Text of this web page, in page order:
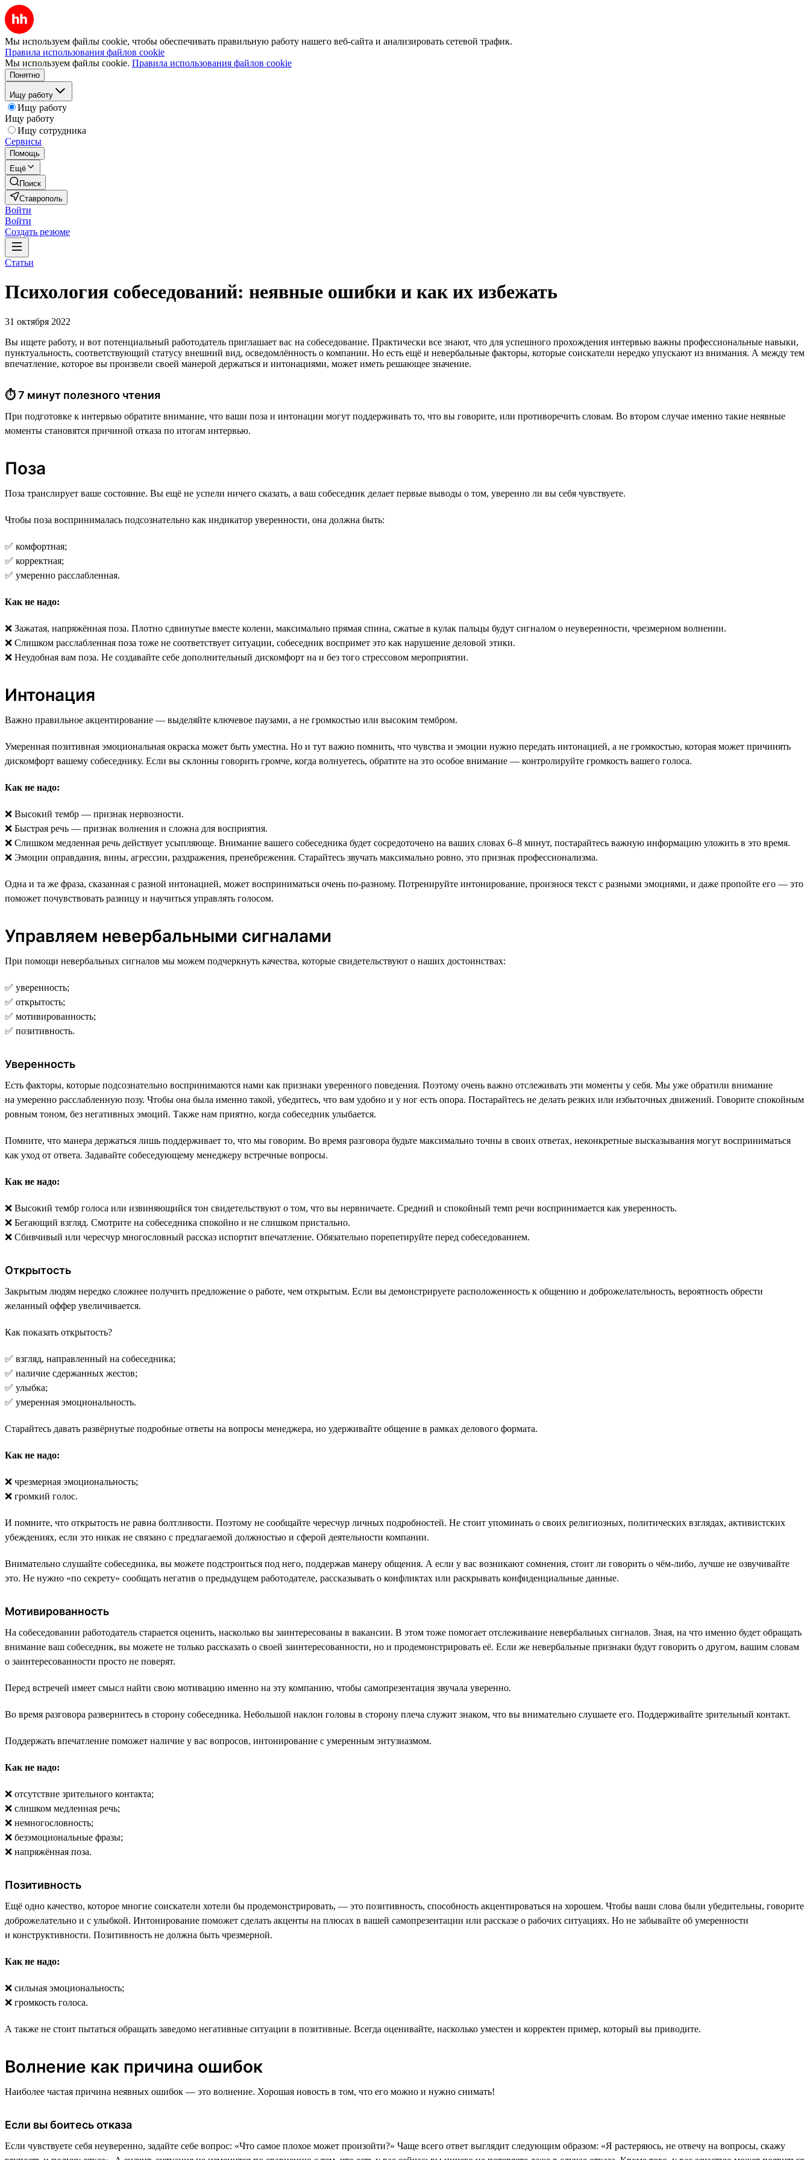
Мы используем файлы cookie, чтобы обеспечивать правильную работу нашего веб-сайта и анализировать сетевой трафик.
Правила использования файлов cookie
Мы используем файлы cookie. Правила использования файлов cookie
Понятно
Ищу работу
Ищу работу
Ищу работу
Ищу сотрудника
Сервисы
Помощь
Ещё
Поиск
Ставрополь
Войти
Войти
Создать резюме
Статьи
Психология собеседований: неявные ошибки и как их избежать
31 октября 2022
Вы ищете работу, и вот потенциальный работодатель приглашает вас на собеседование. Практически все знают, что для успешного прохождения интервью важны профессиональные навыки,
пунктуальность, соответствующий статусу внешний вид, осведомлённость о компании. Но есть ещё и невербальные факторы, которые соискатели нередко упускают из внимания. А между тем
впечатление, которое вы произвели своей манерой держаться и интонациями, может иметь решающее значение.
⏱ 7 минут полезного чтения
При подготовке к интервью обратите внимание, что ваши поза и интонации могут поддерживать то, что вы говорите, или противоречить словам. Во втором случае именно такие неявные
моменты становятся причиной отказа по итогам интервью.
Поза
Поза транслирует ваше состояние. Вы ещё не успели ничего сказать, а ваш собеседник делает первые выводы о том, уверенно ли вы себя чувствуете.
Чтобы поза воспринималась подсознательно как индикатор уверенности, она должна быть:
✅ комфортная;
✅ корректная;
✅ умеренно расслабленная.
Как не надо:
❌ Зажатая, напряжённая поза. Плотно сдвинутые вместе колени, максимально прямая спина, сжатые в кулак пальцы будут сигналом о неуверенности, чрезмерном волнении.
❌ Слишком расслабленная поза тоже не соответствует ситуации, собеседник воспримет это как нарушение деловой этики.
❌ Неудобная вам поза. Не создавайте себе дополнительный дискомфорт на и без того стрессовом мероприятии.
Интонация
Важно правильное акцентирование — выделяйте ключевое паузами, а не громкостью или высоким тембром.
Умеренная позитивная эмоциональная окраска может быть уместна. Но и тут важно помнить, что чувства и эмоции нужно передать интонацией, а не громкостью, которая может причинять
дискомфорт вашему собеседнику. Если вы склонны говорить громче, когда волнуетесь, обратите на это особое внимание — контролируйте громкость вашего голоса.
Как не надо:
❌ Высокий тембр — признак нервозности.
❌ Быстрая речь — признак волнения и сложна для восприятия.
❌ Слишком медленная речь действует усыпляюще. Внимание вашего собеседника будет сосредоточено на ваших словах 6–8 минут, постарайтесь важную информацию уложить в это время.
❌ Эмоции оправдания, вины, агрессии, раздражения, пренебрежения. Старайтесь звучать максимально ровно, это признак профессионализма.
Одна и та же фраза, сказанная с разной интонацией, может восприниматься очень по-разному. Потренируйте интонирование, произнося текст с разными эмоциями, и даже пропойте его — это
поможет почувствовать разницу и научиться управлять голосом.
Управляем невербальными сигналами
При помощи невербальных сигналов мы можем подчеркнуть качества, которые свидетельствуют о наших достоинствах:
✅ уверенность;
✅ открытость;
✅ мотивированность;
✅ позитивность.
Уверенность
Есть факторы, которые подсознательно воспринимаются нами как признаки уверенного поведения. Поэтому очень важно отслеживать эти моменты у себя. Мы уже обратили внимание
на умеренно расслабленную позу. Чтобы она была именно такой, убедитесь, что вам удобно и у ног есть опора. Постарайтесь не делать резких или избыточных движений. Говорите спокойным
ровным тоном, без негативных эмоций. Также нам приятно, когда собеседник улыбается.
Помните, что манера держаться лишь поддерживает то, что мы говорим. Во время разговора будьте максимально точны в своих ответах, неконкретные высказывания могут восприниматься
как уход от ответа. Задавайте собеседующему менеджеру встречные вопросы.
Как не надо:
❌ Высокий тембр голоса или извиняющийся тон свидетельствуют о том, что вы нервничаете. Средний и спокойный темп речи воспринимается как уверенность.
❌ Бегающий взгляд. Смотрите на собеседника спокойно и не слишком пристально.
❌ Сбивчивый или чересчур многословный рассказ испортит впечатление. Обязательно порепетируйте перед собеседованием.
Открытость
Закрытым людям нередко сложнее получить предложение о работе, чем открытым. Если вы демонстрируете расположенность к общению и доброжелательность, вероятность обрести
желанный оффер увеличивается.
Как показать открытость?
✅ взгляд, направленный на собеседника;
✅ наличие сдержанных жестов;
✅ улыбка;
✅ умеренная эмоциональность.
Старайтесь давать развёрнутые подробные ответы на вопросы менеджера, но удерживайте общение в рамках делового формата.
Как не надо:
❌ чрезмерная эмоциональность;
❌ громкий голос.
И помните, что открытость не равна болтливости. Поэтому не сообщайте чересчур личных подробностей. Не стоит упоминать о своих религиозных, политических взглядах, активистских
убеждениях, если это никак не связано с предлагаемой должностью и сферой деятельности компании.
Внимательно слушайте собеседника, вы можете подстроиться под него, поддержав манеру общения. А если у вас возникают сомнения, стоит ли говорить о чём-либо, лучше не озвучивайте
это. Не нужно «по секрету» сообщать негатив о предыдущем работодателе, рассказывать о конфликтах или раскрывать конфиденциальные данные.
Мотивированность
На собеседовании работодатель старается оценить, насколько вы заинтересованы в вакансии. В этом тоже помогает отслеживание невербальных сигналов. Зная, на что именно будет обращать
внимание ваш собеседник, вы можете не только рассказать о своей заинтересованности, но и продемонстрировать её. Если же невербальные признаки будут говорить о другом, вашим словам
о заинтересованности просто не поверят.
Перед встречей имеет смысл найти свою мотивацию именно на эту компанию, чтобы самопрезентация звучала уверенно.
Во время разговора развернитесь в сторону собеседника. Небольшой наклон головы в сторону плеча служит знаком, что вы внимательно слушаете его. Поддерживайте зрительный контакт.
Поддержать впечатление поможет наличие у вас вопросов, интонирование с умеренным энтузиазмом.
Как не надо:
❌ отсутствие зрительного контакта;
❌ слишком медленная речь;
❌ немногословность;
❌ безэмоциональные фразы;
❌ напряжённая поза.
Позитивность
Ещё одно качество, которое многие соискатели хотели бы продемонстрировать, — это позитивность, способность акцентироваться на хорошем. Чтобы ваши слова были убедительны, говорите
доброжелательно и с улыбкой. Интонирование поможет сделать акценты на плюсах в вашей самопрезентации или рассказе о рабочих ситуациях. Но не забывайте об умеренности
и конструктивности. Позитивность не должна быть чрезмерной.
Как не надо:
❌ сильная эмоциональность;
❌ громкость голоса.
А также не стоит пытаться обращать заведомо негативные ситуации в позитивные. Всегда оценивайте, насколько уместен и корректен пример, который вы приводите.
Волнение как причина ошибок
Наиболее частая причина неявных ошибок — это волнение. Хорошая новость в том, что его можно и нужно снимать!
Если вы боитесь отказа
Если чувствуете себя неуверенно, задайте себе вопрос: «Что самое плохое может произойти?» Чаще всего ответ выглядит следующим образом: «Я растеряюсь, не отвечу на вопросы, скажу